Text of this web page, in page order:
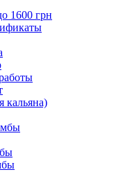
1600 грн
кальяна)